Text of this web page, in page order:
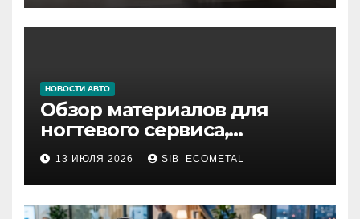
НОВОСТИ АВТО
Обзор материалов для
ногтевого сервиса,
наращивания ресниц и
депиляции
13 ИЮЛЯ 2026 SIB_ECOMETAL